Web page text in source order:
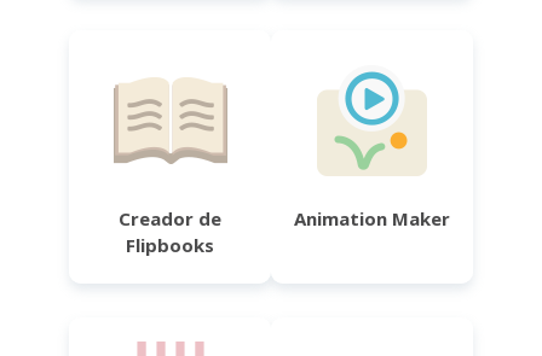
Creador de
Flipbooks
Animation Maker